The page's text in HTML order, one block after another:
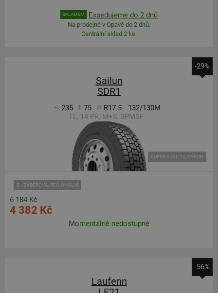
SKLADEM Expedujeme do 2 dnů
Na prodejně v Opavě do 2 dnů.
Centrální sklad 2 ks.
-29%
Sailun
SDR1
235 75 R17.5
132/130M
TL, 14 PR, M+S, 3PMSF
D - ZÁBĚROVÁ, REGIONÁLNÍ
SUPER KVALITA/VÝKON
6 184 Kč
4 382 Kč
Momentálně nedostupné
-56%
Laufenn